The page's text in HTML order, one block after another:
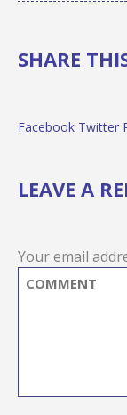
SHARE
Facebook Twitter
LEAVE A
Your email